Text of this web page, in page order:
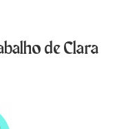
de Clara